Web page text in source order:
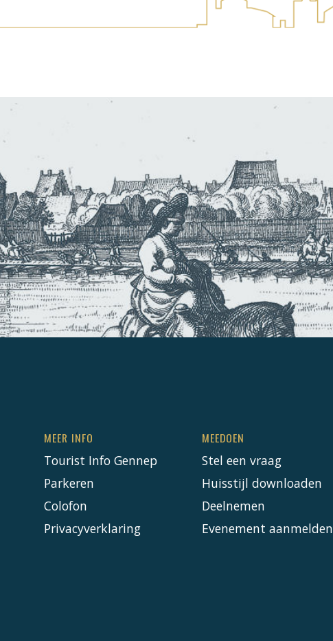
MEER INFO
Tourist Info Gennep
Parkeren
Colofon
Privacyverklaring
MEEDOEN
Stel een vraag
Huisstijl downloaden
Deelnemen
Evenement aanmelden